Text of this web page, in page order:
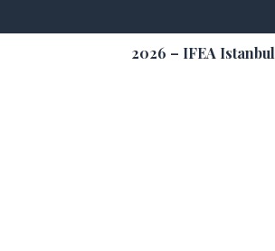
2026 – IFEA Istanbul